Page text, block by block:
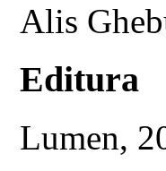
Alis
Editura
Lumen,